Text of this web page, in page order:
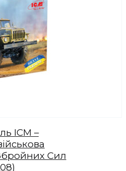
ICM –
Сил